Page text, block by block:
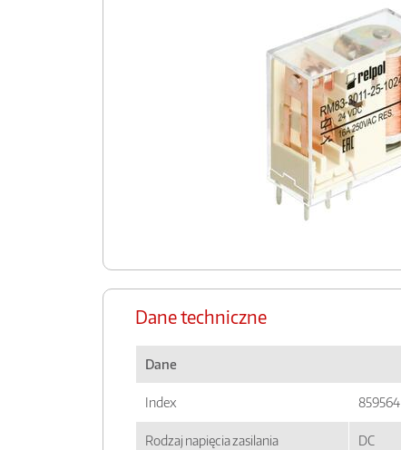
Dane techniczne
Dane
Index 859564
Rodzaj napięcia zasilania DC